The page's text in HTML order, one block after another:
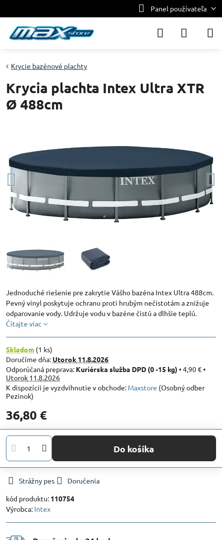
Panel používateľa
Krycie bazénové plachty
Krycia plachta Intex Ultra XTR
Ø 488cm
Jednoduché riešenie pre zakrytie Vášho bazéna Intex Ultra 488cm.
Pevný vinyl poskytuje ochranu proti hrubým nečistotám a znižuje
odparovanie vody. Udržuje vodu v bazéne čistú a dlhšie teplú.
Čítajte viac
Skladom (1 ks)
Doručíme dňa: Utorok 11.8.2026
Kuriérska služba DPD (0 -15 kg) •4,90 €•
Utorok 11.8.2026
Maxstore (Osobný odber
Pezinok)
36,80 €
Do košíka
Strážny pes
Doručenia
kód produktu: 110754
Výrobca: Intex